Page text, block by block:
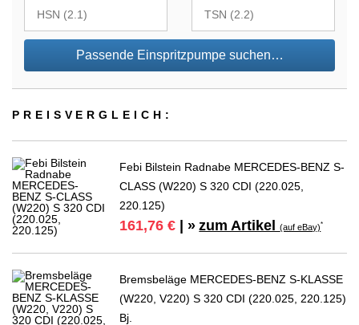
Passende Einspritzpumpe suchen…
PREIS­VER­GLEICH:
Febi Bilstein Radnabe MERCEDES-BENZ S-
CLASS (W220) S 320 CDI (220.025,
220.125)
161,76 € | » zum Artikel(auf eBay)*
Bremsbeläge MERCEDES-BENZ S-KLASSE
(W220, V220) S 320 CDI (220.025, 220.125)
Bj.